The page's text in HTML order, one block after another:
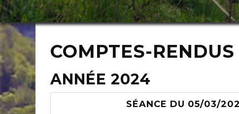
COMPTES-
ANNÉE 2024
SÉANCE DU 05/03/